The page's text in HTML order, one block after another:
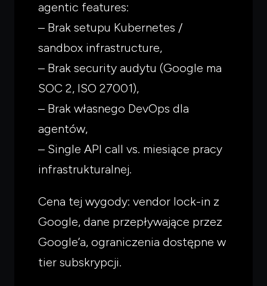
agentic features:
– Brak setupu Kubernetes /
sandbox infrastructure,
– Brak security audytu (Google ma
SOC 2, ISO 27001),
– Brak własnego DevOps dla
agentów,
– Single API call vs. miesiące pracy
infrastrukturalnej.
Cena tej wygody: vendor lock-in z
Google, dane przepływające przez
Google’a, ograniczenia dostępne w
tier subskrypcji.